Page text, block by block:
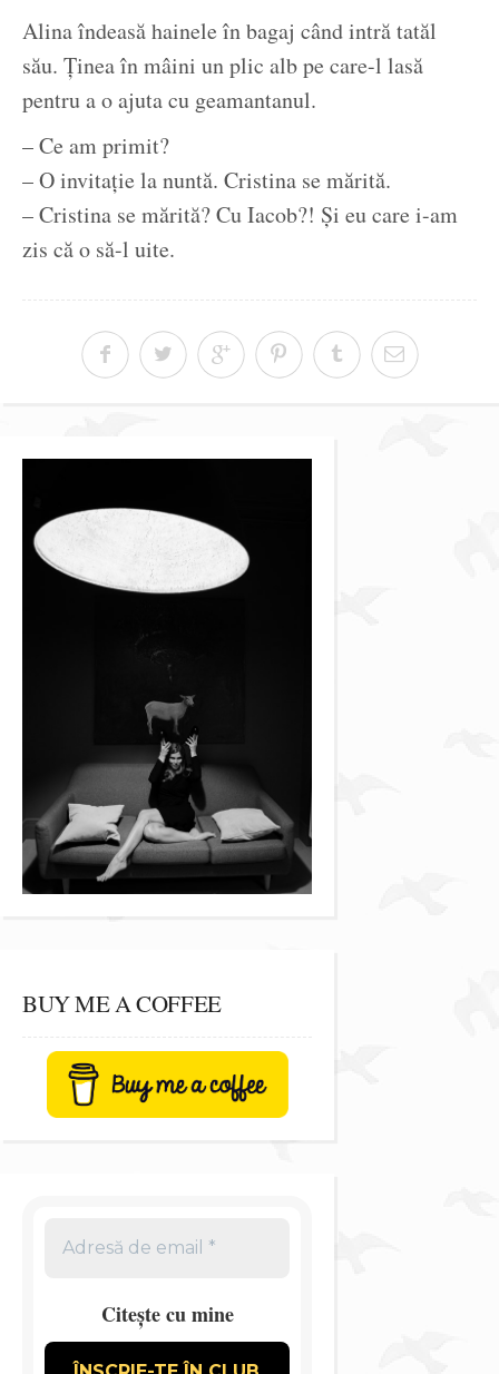
Alina îndeasă hainele în bagaj când intră tatăl
său. Ținea în mâini un plic alb pe care-l lasă
pentru a o ajuta cu geamantanul.
– Ce am primit?
– O invitație la nuntă. Cristina se mărită.
– Cristina se mărită? Cu Iacob?! Și eu care i-am
zis că o să-l uite.
BUY ME A COFFEE
Citește cu mine